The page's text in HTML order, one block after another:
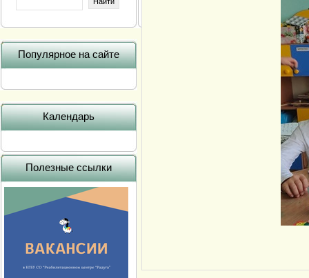
Популярное на сайте
Календарь
Полезные ссылки